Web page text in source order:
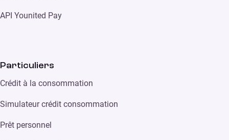
API Younited Pay
Particuliers
Crédit à la consommation
Simulateur crédit consommation
Prêt personnel